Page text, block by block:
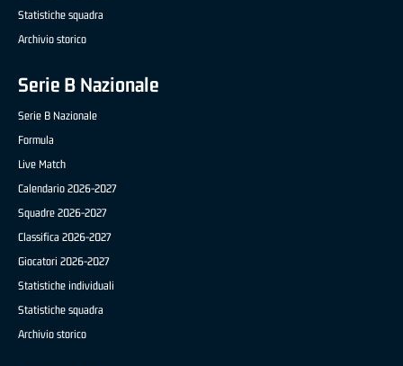
Statistiche squadra
Archivio storico
Serie B Nazionale
Serie B Nazionale
Formula
Live Match
Calendario 2026-2027
Squadre 2026-2027
Classifica 2026-2027
Giocatori 2026-2027
Statistiche individuali
Statistiche squadra
Archivio storico